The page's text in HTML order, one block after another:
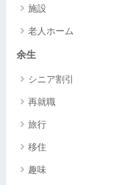
施設
老人ホーム
余生
シニア割引
再就職
旅行
移住
趣味